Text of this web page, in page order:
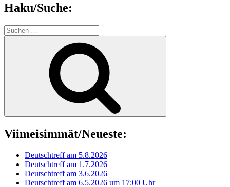
Haku/Suche:
Suchen
nach:
Viimeisimmät/Neueste:
Deutschtreff am 5.8.2026
Deutschtreff am 1.7.2026
Deutschtreff am 3.6.2026
Deutschtreff am 6.5.2026 um 17:00 Uhr